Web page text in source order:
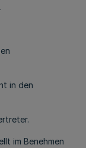
in den
im Benehmen